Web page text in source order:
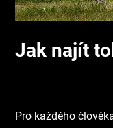
Jak najít
Pro každého